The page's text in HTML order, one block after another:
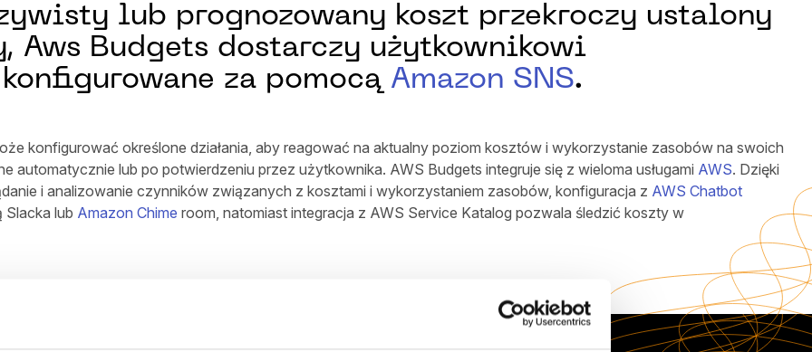
lub prognozowany koszt przekroczy ustalony
Aws Budgets dostarczy użytkownikowi
za pomocą Amazon SNS.
konfigurować określone działania, aby reagować na aktualny poziom kosztów i wykorzystanie zasobów na swoich
automatycznie lub po potwierdzeniu przez użytkownika. AWS Budgets integruje się z wieloma usługami AWS. Dzięki
i analizowanie czynników związanych z kosztami i wykorzystaniem zasobów, konfiguracja z AWS Chatbot
lub Amazon Chime room, natomiast integracja z AWS Service Katalog pozwala śledzić koszty w